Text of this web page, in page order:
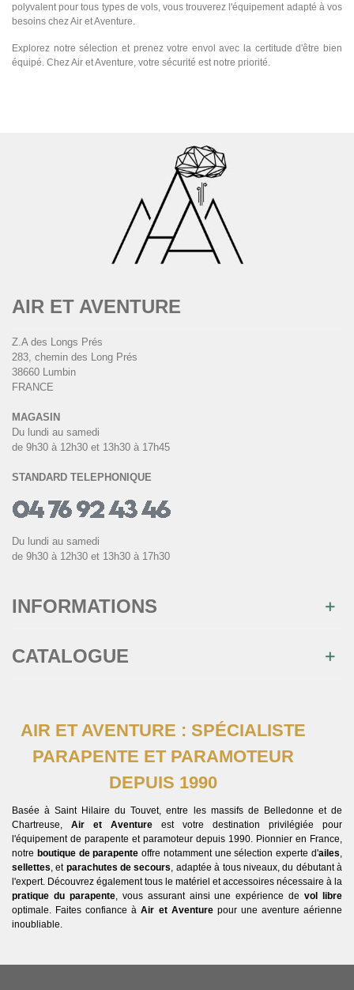
polyvalent pour tous types de vols, vous trouverez l'équipement adapté à vos
besoins chez Air et Aventure.
Explorez notre sélection et prenez votre envol avec la certitude d'être bien
équipé. Chez Air et Aventure, votre sécurité est notre priorité.
AIR ET AVENTURE
Z.A des Longs Prés
283, chemin des Long Prés
38660 Lumbin
FRANCE
MAGASIN
Du lundi au samedi
de 9h30 à 12h30 et 13h30 à 17h45
STANDARD TELEPHONIQUE
Du lundi au samedi
de 9h30 à 12h30 et 13h30 à 17h30
INFORMATIONS
CATALOGUE
AIR ET AVENTURE : SPÉCIALISTE
PARAPENTE ET PARAMOTEUR
DEPUIS 1990
Basée à Saint Hilaire du Touvet, entre les massifs de Belledonne et de
Chartreuse, Air et Aventure est votre destination privilégiée pour
l'équipement de parapente et paramoteur depuis 1990. Pionnier en France,
notre boutique de parapente offre notamment une sélection experte d'ailes,
sellettes, et parachutes de secours, adaptée à tous niveaux, du débutant à
l'expert. Découvrez également tous le matériel et accessoires nécessaire à la
pratique du parapente, vous assurant ainsi une expérience devol libre
optimale. Faites confiance àAir et Aventurepour une aventure aérienne
inoubliable.